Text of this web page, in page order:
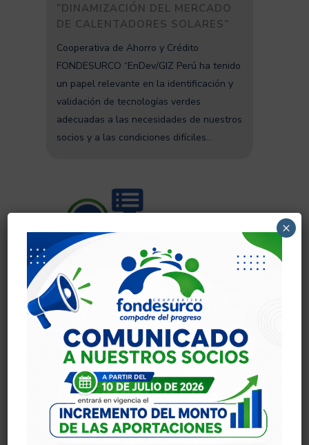
“DINAMIZACIÓN DEL MERCADO
DE CALENTADORES SOLARES”
Cooperativa de Ahorro y Crédito
FONDESURCO “EnDev/GIZ Perú ha tenido
un papel relevante en la identificación y
validación de tecnologías verdes
adecuadas a las necesidades de nuestros
socios y a las condiciones difíciles...
“LA ESCUCHA ACTIVA DE
FONDESURCO”
El Primer Reporte de Desempeño Social
para el Perú, promovido por ADA
Luxemburgo y por el Fondo de
Desempeño Social de Microfinance
Centre – MFC de Polonia, y ejecutado
por...
×